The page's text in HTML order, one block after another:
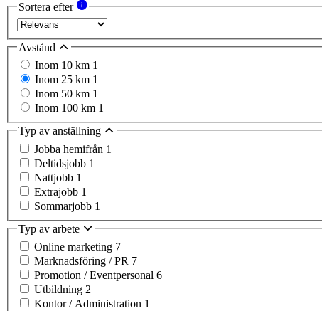
Sortera efter
Avstånd
Inom 10 km 1
Inom 25 km 1
Inom 50 km 1
Inom 100 km 1
Typ av anställning
Jobba hemifrån 1
Deltidsjobb 1
Nattjobb 1
Extrajobb 1
Sommarjobb 1
Typ av arbete
Online marketing 7
Marknadsföring / PR 7
Promotion / Eventpersonal 6
Utbildning 2
Kontor / Administration 1